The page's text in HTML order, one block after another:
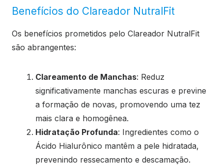
Benefícios do Clareador NutralFit
Os benefícios prometidos pelo Clareador NutralFit
são abrangentes:
Clareamento de Manchas: Reduz
significativamente manchas escuras e previne
a formação de novas, promovendo uma tez
mais clara e homogênea.
Hidratação Profunda: Ingredientes como o
Ácido Hialurônico mantêm a pele hidratada,
prevenindo ressecamento e descamação.